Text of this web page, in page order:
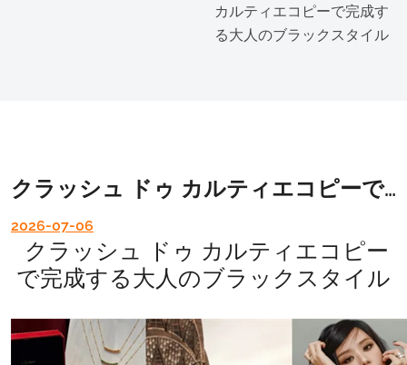
カルティエコピーで完成す
る大人のブラックスタイル
クラッシュ ドゥ カルティエコピーで完成する大人のブラックスタイル
2026-07-06
クラッシュ ドゥ カルティエコピー
で完成する大人のブラックスタイル